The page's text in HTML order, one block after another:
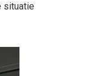
situatie